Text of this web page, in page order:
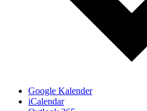
Google Kalender
iCalendar